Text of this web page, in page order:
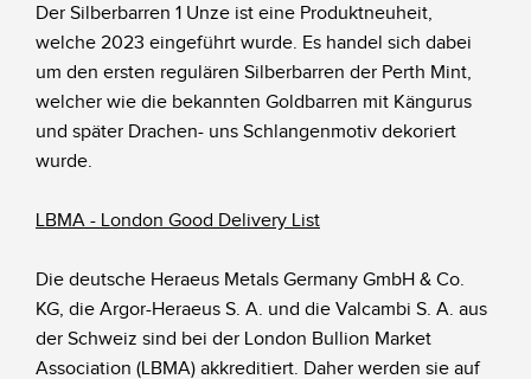
Der Silberbarren 1 Unze ist eine Produktneuheit,
welche 2023 eingeführt wurde. Es handel sich dabei
um den ersten regulären Silberbarren der Perth Mint,
welcher wie die bekannten Goldbarren mit Kängurus
und später Drachen- uns Schlangenmotiv dekoriert
wurde.
LBMA - London Good Delivery List
Die deutsche Heraeus Metals Germany GmbH & Co.
KG, die Argor-Heraeus S. A. und die Valcambi S. A. aus
der Schweiz sind bei der London Bullion Market
Association (LBMA) akkreditiert. Daher werden sie auf